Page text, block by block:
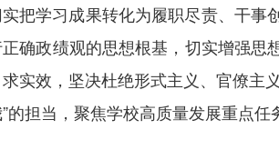
把学习成果转化为履职尽责、干
确政绩观的思想根基，切实增强思
实效，坚决杜绝形式主义、官僚主
的担当，聚焦学校高质量发展重点